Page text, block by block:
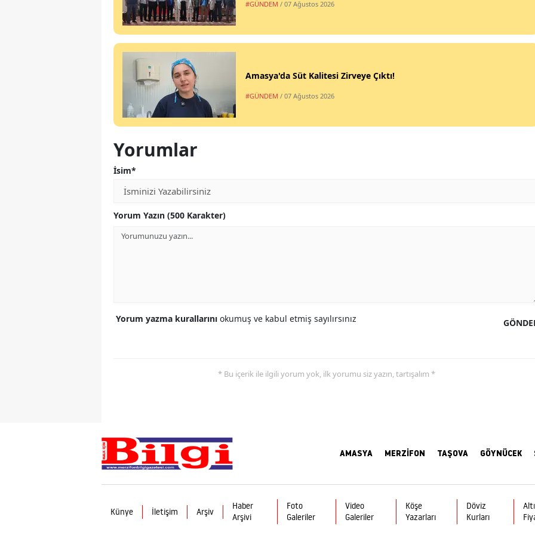
#GÜNDEM / 07 Ağustos 2026
Amasya'da Süt Kalitesi Zirveye Çıktı!
#GÜNDEM / 07 Ağustos 2026
Yorumlar
İsim*
Yorum Yazın (500 Karakter)
Yorum yazma kurallarını okumuş ve kabul etmiş sayılırsınız
* Bu içerik ile ilgili yorum yok, ilk yorumu siz yazın, tartışalım *
AMASYA MERZİFON TAŞOVA GÖYNÜCEK
Künye İletişim Arşiv
Haber
Arşivi
Foto
Galeriler
Video
Galeriler
Köşe
Yazarları
Döviz
Kurları